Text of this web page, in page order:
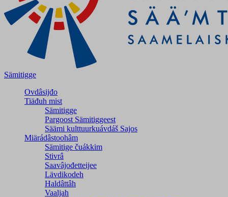
Sämitigge
Ovdâsijđo
Tiäđuh mist
Sämitigge
Pargoost Sämitiggeest
Säämi kulttuurkuávdáš Sajos
Miärádâstoohâm
Sämitige čuákkim
Stivrâ
Saavâjođetteijee
Lävdikodeh
Haldâttâh
Vaaljah